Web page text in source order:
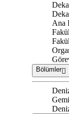
Ana
Bölümler